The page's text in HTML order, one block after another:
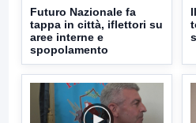
Futuro Nazionale fa
tappa in città, iflettori su
aree interne e
spopolamento